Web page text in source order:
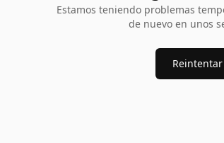
Estamos teniendo problemas
de nuevo en unos
Reintentar